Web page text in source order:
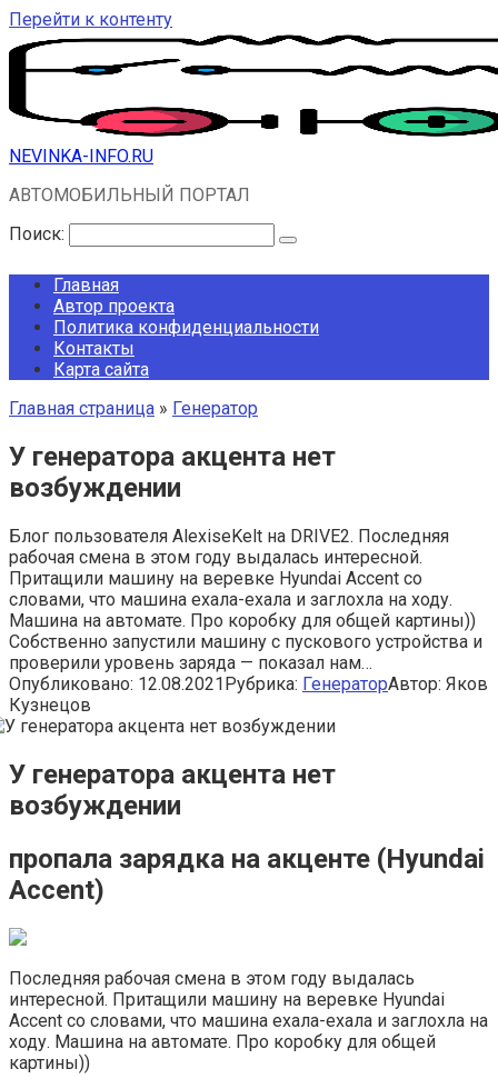
Перейти к контенту
NEVINKA-INFO.RU
АВТОМОБИЛЬНЫЙ ПОРТАЛ
Поиск:
Главная
Автор проекта
Политика конфиденциальности
Контакты
Карта сайта
Главная страница » Генератор
У генератора акцента нет
возбуждении
Блог пользователя AlexiseKelt на DRIVE2. Последняя
рабочая смена в этом году выдалась интересной.
Притащили машину на веревке Hyundai Accent со
словами, что машина ехала-ехала и заглохла на ходу.
Машина на автомате. Про коробку для общей картины))
Собственно запустили машину с пускового устройства и
проверили уровень заряда — показал нам…
Опубликовано: 12.08.2021Рубрика: ГенераторАвтор: Яков
Кузнецов
У генератора акцента нет
возбуждении
пропала зарядка на акценте (Hyundai
Accent)
Последняя рабочая смена в этом году выдалась
интересной. Притащили машину на веревке Hyundai
Accent со словами, что машина ехала-ехала и заглохла на
ходу. Машина на автомате. Про коробку для общей
картины))